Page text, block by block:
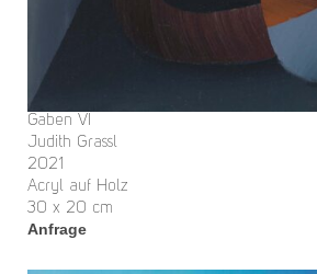
Gaben VI
Judith Grassl
2021
Acryl auf Holz
30 x 20 cm
Anfrage